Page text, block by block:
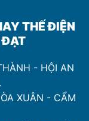
THẾ ĐIỆN
ĐẠT
- HỘI AN
XUÂN - CẨM